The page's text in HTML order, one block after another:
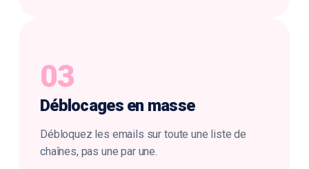
03
Déblocages en masse
Débloquez les emails sur toute une liste de
chaînes, pas une par une.